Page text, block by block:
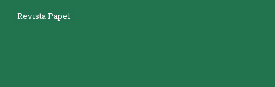
Revista Papel